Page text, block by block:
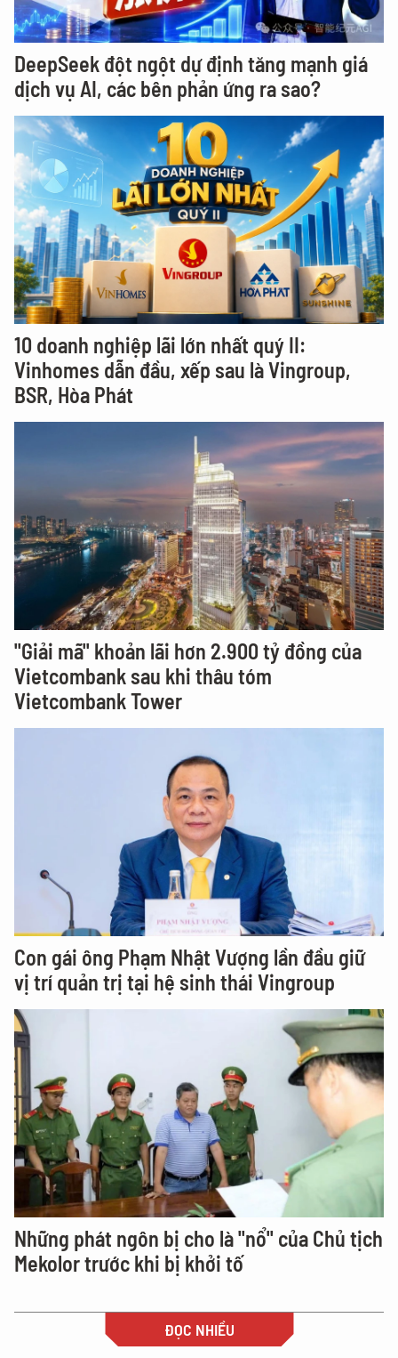
DeepSeek đột ngột dự định tăng mạnh giá
dịch vụ AI, các bên phản ứng ra sao?
10 doanh nghiệp lãi lớn nhất quý II:
Vinhomes dẫn đầu, xếp sau là Vingroup,
BSR, Hòa Phát
"Giải mã" khoản lãi hơn 2.900 tỷ đồng của
Vietcombank sau khi thâu tóm
Vietcombank Tower
Con gái ông Phạm Nhật Vượng lần đầu giữ
vị trí quản trị tại hệ sinh thái Vingroup
Những phát ngôn bị cho là "nổ" của Chủ tịch
Mekolor trước khi bị khởi tố
ĐỌC NHIỀU